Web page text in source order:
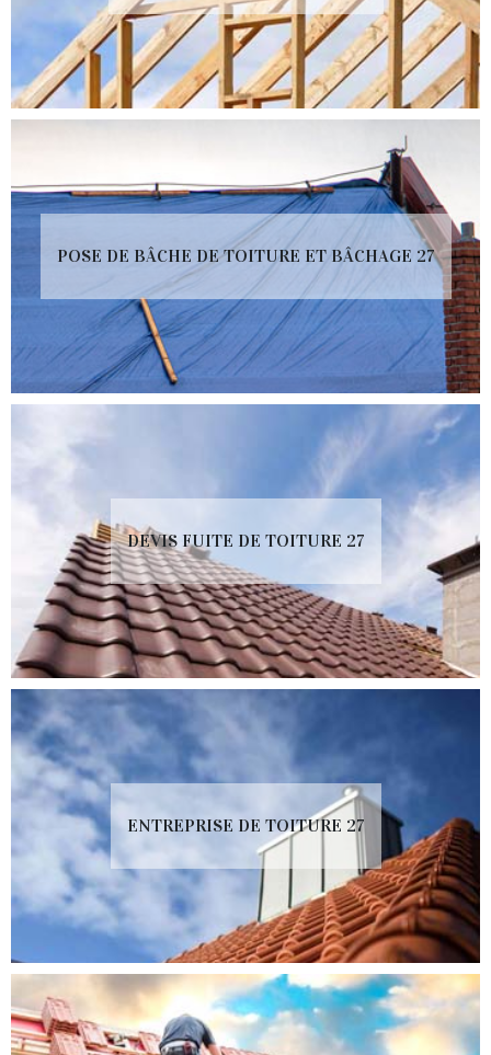
POSE DE BÂCHE DE TOITURE ET BÂCHAGE 27
DEVIS FUITE DE TOITURE 27
ENTREPRISE DE TOITURE 27